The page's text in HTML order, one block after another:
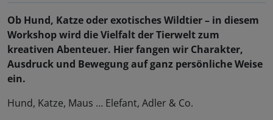
Ob Hund, Katze oder exotisches Wildtier – in diesem
Workshop wird die Vielfalt der Tierwelt zum
kreativen Abenteuer. Hier fangen wir Charakter,
Ausdruck und Bewegung auf ganz persönliche Weise
ein.
Hund, Katze, Maus … Elefant, Adler & Co.